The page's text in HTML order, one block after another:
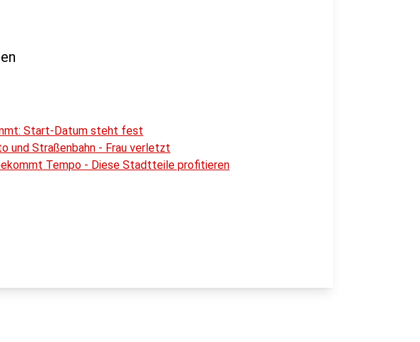
Start-Datum steht fest
und Straßenbahn - Frau verletzt
Tempo - Diese Stadtteile profitieren